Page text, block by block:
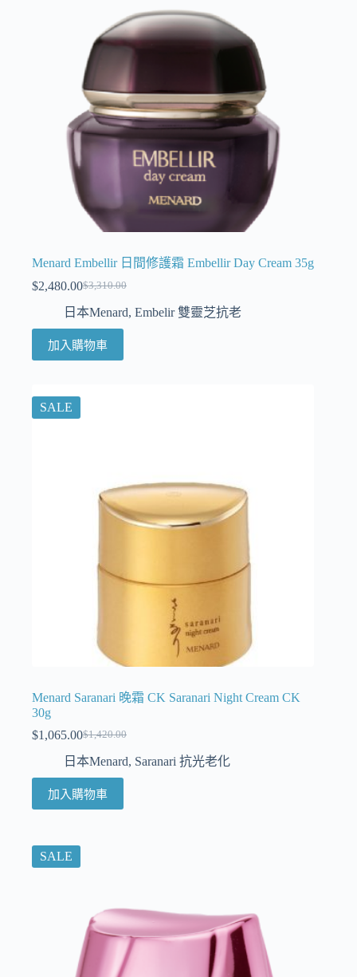
Menard Embellir 日間修護霜 Embellir Day Cream 35g
$3,310.00
$2,480.00
日本Menard, Embelir 雙靈芝抗老
加入購物車
SALE
Menard Saranari 晚霜 CK Saranari Night Cream CK
30g
$1,420.00
$1,065.00
日本Menard, Saranari 抗光老化
加入購物車
SALE